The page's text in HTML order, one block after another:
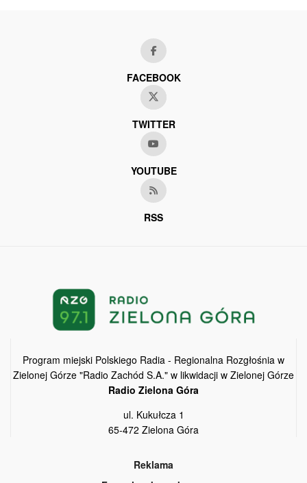
FACEBOOK
TWITTER
YOUTUBE
RSS
Program miejski Polskiego Radia - Regionalna Rozgłośnia w
Zielonej Górze "Radio Zachód S.A." w likwidacji w Zielonej Górze
Radio Zielona Góra
ul. Kukułcza 1
65-472 Zielona Góra
Reklama